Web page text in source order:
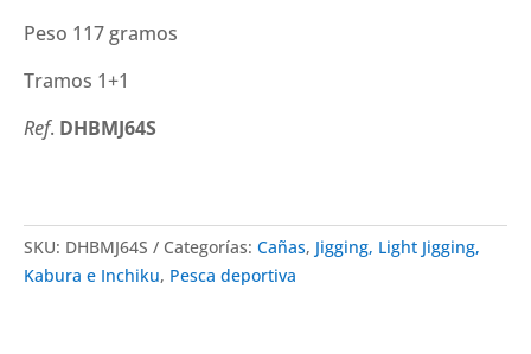
Peso 117 gramos
Tramos 1+1
Ref. DHBMJ64S
SKU: DHBMJ64S Categorías: Cañas, Jigging, Light Jigging,
Kabura e Inchiku, Pesca deportiva